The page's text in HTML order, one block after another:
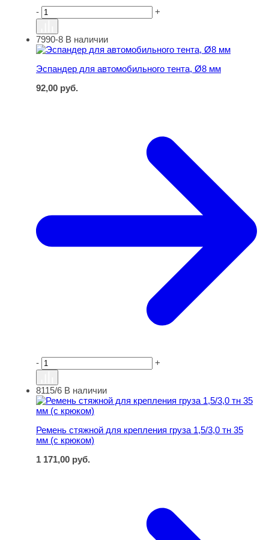
- +
Эспандер для автомобильного тента, Ø8 мм
7990-8 В наличии
Эспандер для автомобильного тента, Ø8 мм
92,00 руб.
- +
Ремень стяжной для крепления груза 1,5/3,0 тн 35 мм
8115/6 В наличии
Ремень стяжной для крепления груза 1,5/3,0 тн 35
мм (с крюком)
1 171,00 руб.